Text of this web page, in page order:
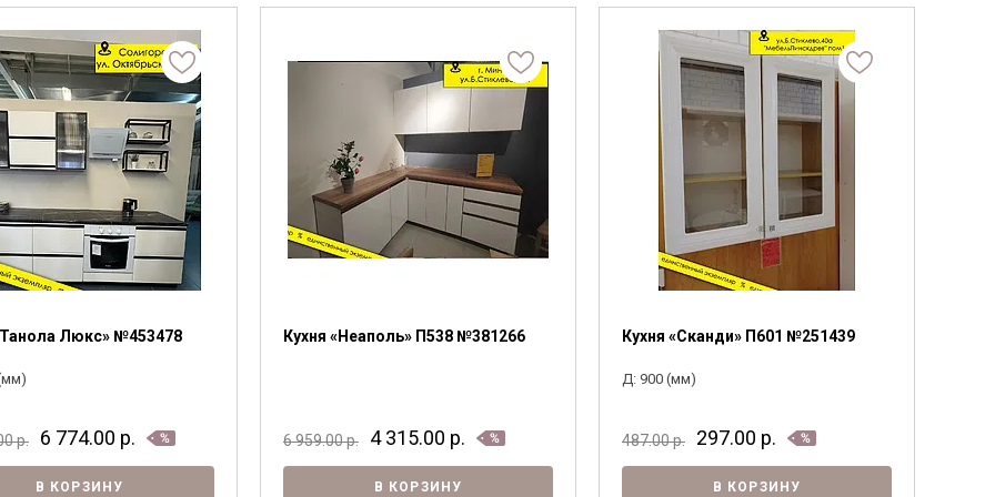
полки, вешалки, подставки
Мебельный щит
Пиломатериалы
Гнутоклееные детали
Топливные брикеты
Щепа древесная
Комнаты Коллекции
1450
Люкс» №453478
р. 6 774.00 р.
В КОРЗИНУ
Кухня «Неаполь» П538 №381266
6 959.00р. 4 315.00 р.
В КОРЗИНУ
Кухня «Сканди» П601 №251439
Д: 900 (мм)
487.00р. 297.00 р.
В КОРЗИНУ